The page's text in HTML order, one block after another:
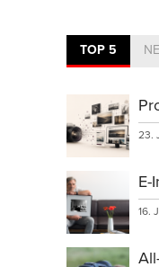
TOP 5
23.
E-
16.